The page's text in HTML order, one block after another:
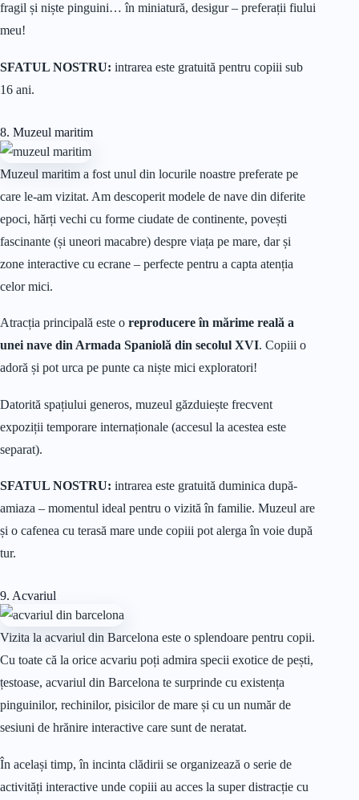
fragil și niște pinguini… în miniatură, desigur – preferații fiului
meu!
SFATUL NOSTRU: intrarea este gratuită pentru copiii sub
16 ani.
8. Muzeul maritim
Muzeul maritim a fost unul din locurile noastre preferate pe
care le-am vizitat. Am descoperit modele de nave din diferite
epoci, hărți vechi cu forme ciudate de continente, povești
fascinante (și uneori macabre) despre viața pe mare, dar și
zone interactive cu ecrane – perfecte pentru a capta atenția
celor mici.
Atracția principală este o reproducere în mărime reală a
unei nave din Armada Spaniolă din secolul XVI. Copiii o
adoră și pot urca pe punte ca niște mici exploratori!
Datorită spațiului generos, muzeul găzduiește frecvent
expoziții temporare internaționale (accesul la acestea este
separat).
SFATUL NOSTRU: intrarea este gratuită duminica după-
amiaza – momentul ideal pentru o vizită în familie. Muzeul are
și o cafenea cu terasă mare unde copiii pot alerga în voie după
tur.
9. Acvariul
Vizita la acvariul din Barcelona este o splendoare pentru copii.
Cu toate că la orice acvariu poți admira specii exotice de pești,
țestoase, acvariul din Barcelona te surprinde cu existența
pinguinilor, rechinilor, pisicilor de mare și cu un număr de
sesiuni de hrănire interactive care sunt de neratat.
În același timp, în incinta clădirii se organizează o serie de
activități interactive unde copiii au acces la super distracție cu